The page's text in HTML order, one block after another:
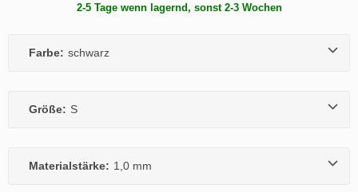
2-5 Tage wenn lagernd, sonst 2-3 Wochen
Farbe: schwarz
Größe: S
Materialstärke: 1,0 mm